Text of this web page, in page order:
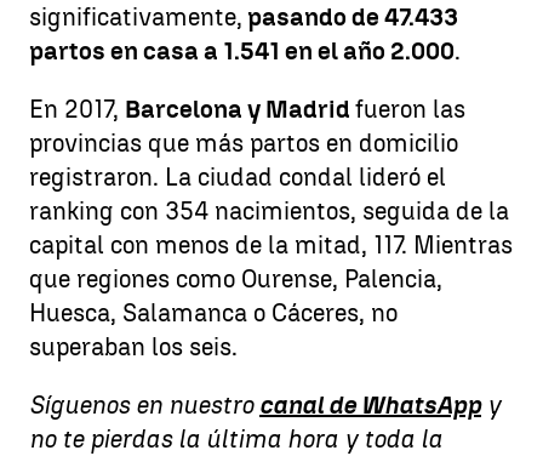
significativamente, pasando de 47.433
partos en casa a 1.541 en el año 2.000.
En 2017, Barcelona y Madrid fueron las
provincias que más partos en domicilio
registraron. La ciudad condal lideró el
ranking con 354 nacimientos, seguida de la
capital con menos de la mitad, 117. Mientras
que regiones como Ourense, Palencia,
Huesca, Salamanca o Cáceres, no
superaban los seis.
Síguenos en nuestro canal de WhatsAppy
no te pierdas la última hora y toda la